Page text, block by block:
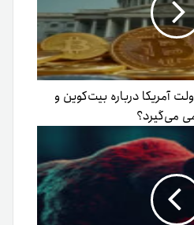
آمریکا درباره بیت‌کوین و
می‌گیرد؟